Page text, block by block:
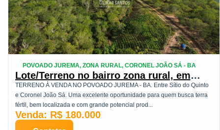
POVOADO JUREMA, ZONA RURAL, CORONEL JOÃO SÁ - BA
Lote/Terreno no bairro zona rural, em
Coronel João Sá
TERRENO À VENDA NO POVOADO JUREMA - BA. Entre Sítio do Quinto
e Coronel João Sá. Uma excelente oportunidade para quem busca terra
fértil, bem localizada e com grande potencial prod...
Venda: R$ 180.000